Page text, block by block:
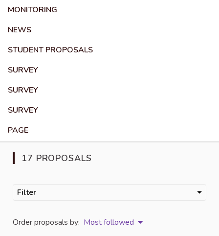
MONITORING
NEWS
STUDENT PROPOSALS
SURVEY
SURVEY
SURVEY
PAGE
17 PROPOSALS
Filter
Order proposals by: Most followed